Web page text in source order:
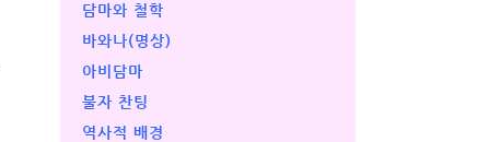
담마와 철학
바와나(명상)
아비담마
불자 찬팅
역사적 배경